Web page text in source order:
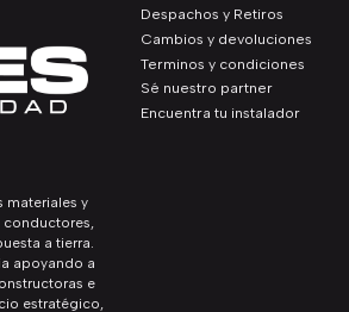
materiales y
a tierra.
apoyando a
e
estratégico,
Despachos y Retiros
Cambios y devoluciones
Terminos y condiciones
Sé nuestro partner
Encuentra tu instalador